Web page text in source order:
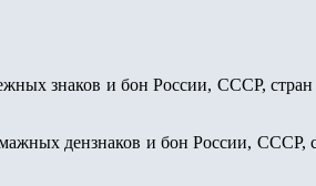
знаков и бон России, СССР,
дензнаков и бон России, СССР,